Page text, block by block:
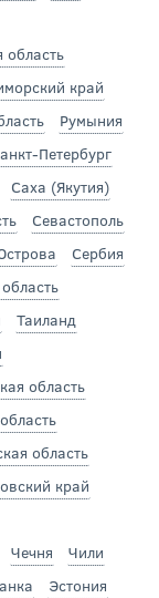
область
край
Румыния
Петербург
Саха (Якутия)
Севастополь
Сербия
Таиланд
область
область
край
Чечня
Чили
Эстония